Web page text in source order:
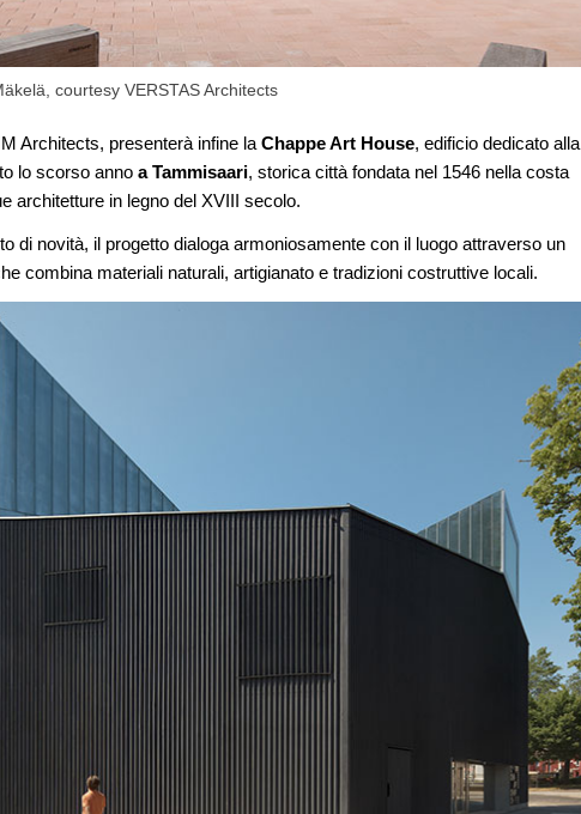
courtesy VERSTAS Architects
Architects, presenterà infine la Chappe Art House, edificio dedicato alla
lo scorso anno a Tammisaari, storica città fondata nel 1546 nella costa
architetture in legno del XVIII secolo.
di novità, il progetto dialoga armoniosamente con il luogo attraverso un
combina materiali naturali, artigianato e tradizioni costruttive locali.